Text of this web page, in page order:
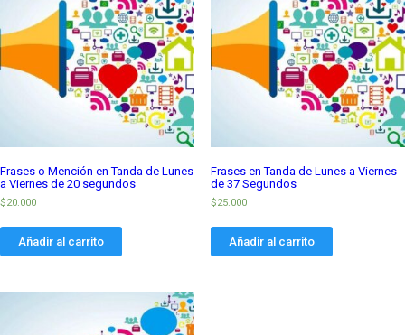
Frases o Mención en Tanda de Lunes
a Viernes de 20 segundos
$20.000
Añadir al carrito
Frases en Tanda de Lunes a Viernes
de 37 Segundos
$25.000
Añadir al carrito